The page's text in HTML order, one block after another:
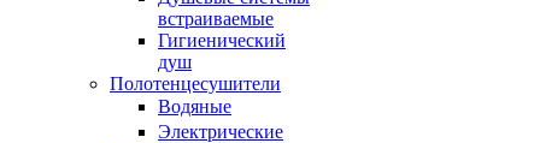
встраиваемые
Гигиенический
душ
Полотенцесушители
ㅤВодяные
ㅤЭлектрические